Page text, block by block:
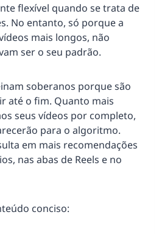
flexível quando se trata de
No entanto, só porque a
mais longos, não
ser o seu padrão.
soberanos porque são
até o fim. Quanto mais
seus vídeos por completo,
para o algoritmo.
em mais recomendações
nas abas de Reels e no
conciso: